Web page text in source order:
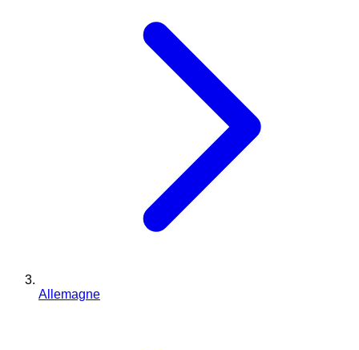
Allemagne